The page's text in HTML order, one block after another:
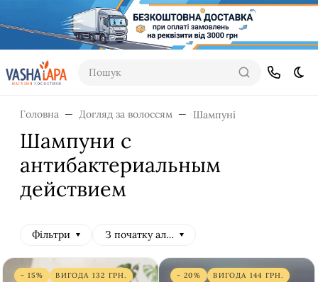
Пошук
Головна Догляд за волоссям Шампуні
Шампуни с
антибактериальным
действием
Фільтри З початку алфавіту
- 15% ВИГОДА 132 ГРН. - 20% ВИГОДА 144 ГРН.